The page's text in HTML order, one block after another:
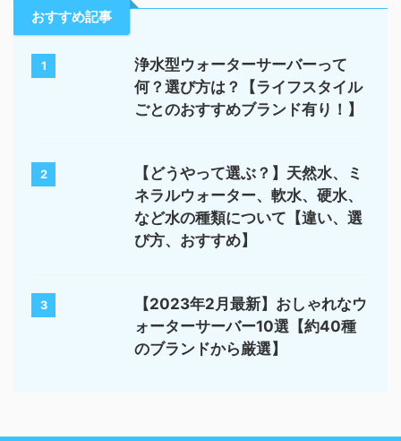
おすすめ記事
1
浄水型ウォーターサーバーって
何？選び方は？【ライフスタイル
ごとのおすすめブランド有り！】
2
【どうやって選ぶ？】天然水、ミ
ネラルウォーター、軟水、硬水、
など水の種類について【違い、選
び方、おすすめ】
3
【2023年2月最新】おしゃれなウ
ォーターサーバー10選【約40種
のブランドから厳選】